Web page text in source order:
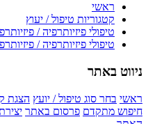
ראשי
קטגוריות טיפול / יעוץ
טיפולי פיזיותרפיה /
טיפולי פיזיותרפיה /
ניווט באתר
ראשי בחר סוג טיפול / יועץ הצגת
חיפוש מתקדם פרסום באתר